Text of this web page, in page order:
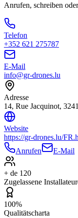
Anrufen, schreiben
Telefon
+352 621 275787
E-Mail
info@gr-drones.lu
Adresse
14, Rue Jacquinot,
Website
https://gr-drones.lu/
Anrufen
E-Mail
+ de 120
Zugelassene
100%
Qualitätscharta